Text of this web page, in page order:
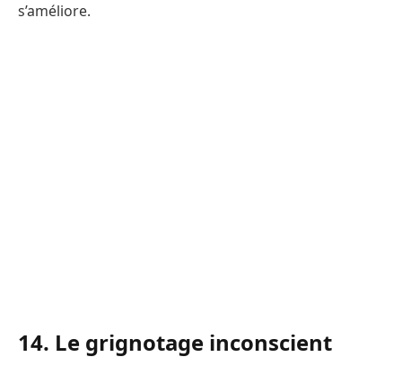
s’améliore.
14. Le grignotage inconscient